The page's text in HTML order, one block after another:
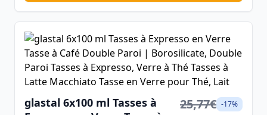
glastal 6x100 ml Tasses à
25,77€ -17%